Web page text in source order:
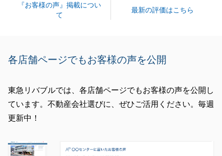
『お客様の声』掲載につい
て
最新の評価はこちら
各店舗ページでもお客様の声を公開
東急リバブルでは、各店舗ページでもお客様の声を公開し
ています。不動産会社選びに、ぜひご活用ください。毎週
更新中！